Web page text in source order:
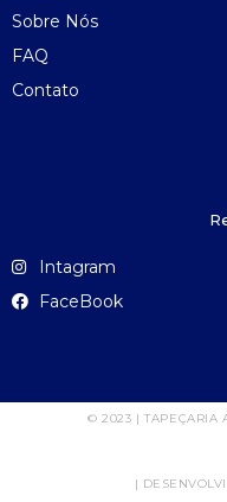
Sobre Nós
FAQ
Contato
Intagram
FaceBook
© 2023 | TAPEÇARIA
|